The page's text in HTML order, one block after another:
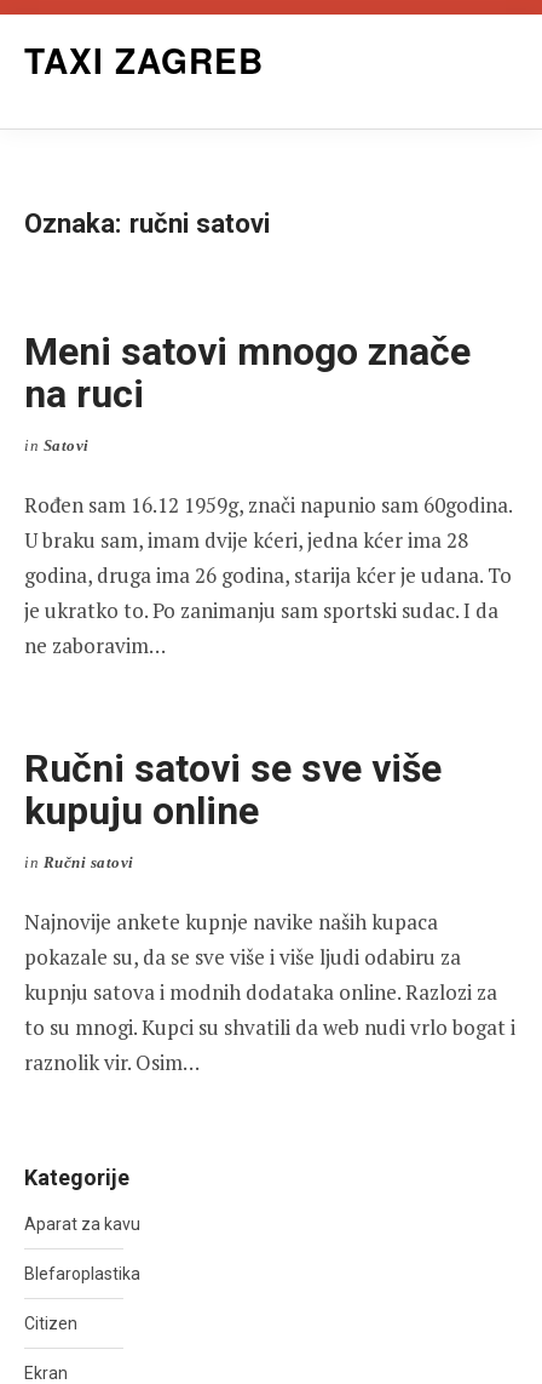
TAXI ZAGREB
Oznaka: ručni satovi
Meni satovi mnogo znače
na ruci
in Satovi
Rođen sam 16.12 1959g, znači napunio sam 60godina.
U braku sam, imam dvije kćeri, jedna kćer ima 28
godina, druga ima 26 godina, starija kćer je udana. To
je ukratko to. Po zanimanju sam sportski sudac. I da
ne zaboravim…
Ručni satovi se sve više
kupuju online
in Ručni satovi
Najnovije ankete kupnje navike naših kupaca
pokazale su, da se sve više i više ljudi odabiru za
kupnju satova i modnih dodataka online. Razlozi za
to su mnogi. Kupci su shvatili da web nudi vrlo bogat i
raznolik vir. Osim…
Kategorije
Aparat za kavu
Blefaroplastika
Citizen
Ekran